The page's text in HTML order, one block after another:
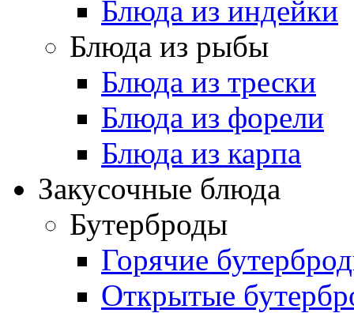
Блюда из индейки
Блюда из рыбы
Блюда из трески
Блюда из форели
Блюда из карпа
Закусочные блюда
Бутерброды
Горячие
Открытые